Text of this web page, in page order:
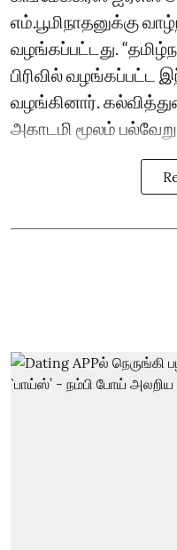
எம்.பூமிநாதனுக்கு
வழங்கப்பட்டது.
பிரிவில் வழங்கப்பட்ட
வழங்கினார்.
அகாடமி மூலம்